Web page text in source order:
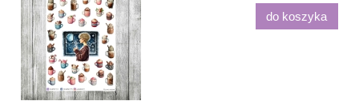
do koszyka